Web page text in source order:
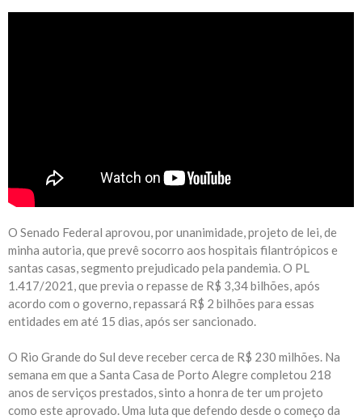
O Senado Federal aprovou, por unanimidade, projeto de lei, de
minha autoria, que prevê socorro aos hospitais filantrópicos e
santas casas, segmento prejudicado pela pandemia. O PL
1.417/2021, que previa o repasse de R$ 3,34 bilhões, após
acordo com o governo, repassará R$ 2 bilhões para essas
entidades em até 15 dias, após ser sancionado.
O Rio Grande do Sul deve receber cerca de R$ 230 milhões. Na
semana em que a Santa Casa de Porto Alegre completou 218
anos de serviços prestados, sinto a honra de ter um projeto
como este aprovado. Uma luta que defendo desde o começo da